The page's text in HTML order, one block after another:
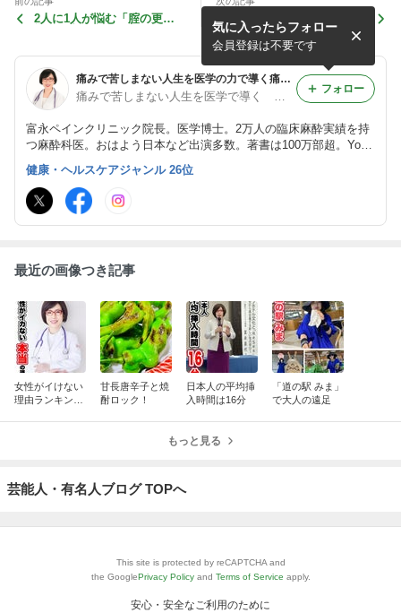
2人に1人が悩む「腟の更年
医師・富永喜代「LINEで無
料相談」は詐欺
痛みで苦しまない人生を医学の力で導く痛み改善ドクター富永喜代のブログ
痛みで苦しまない人生を医学で導く 痛み改善ドクター富永喜代
富永ペインクリニック院長。医学博士。2万人の臨床麻酔実績を持
つ麻酔科医。おはよう日本など出演多数。著書は100万部超。YouT
ube『女医 富永喜代の人には言えない痛み相談室』チャンネル登
録者数30万人、総再生回数7400万回。SNSフォロワー45万人。
気に入ったらフォロー
会員登録は不要です
フォロー
健康・ヘルスケアジャンル 26位
最近の画像つき記事
女性がイけない
理由ランキン
甘長唐辛子と焼
酎ロック！
日本人の平均挿
入時間は16分
「道の駅 みま」
で大人の遠足
もっと見る
芸能人・有名人ブログ TOPへ
This site is protected by reCAPTCHA and
the GooglePrivacy Policy and Terms of Service apply.
安心・安全なご利用のために